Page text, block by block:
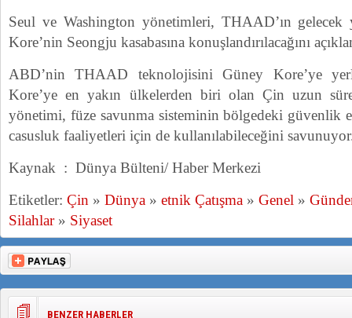
Seul ve Washington yönetimleri, THAAD’ın gelecek
Kore’nin Seongju kasabasına konuşlandırılacağını
ABD’nin THAAD teknolojisini Güney Kore’ye
Kore’ye en yakın ülkelerden biri olan Çin uzun
yönetimi, füze savunma sisteminin bölgedeki güvenlik
casusluk faaliyetleri için de kullanılabileceğini
Kaynak : Dünya Bülteni/ Haber Merkezi
Etiketler: Çin » Dünya » etnik Çatışma » Genel »
Silahlar» Siyaset
BENZER HABERLER